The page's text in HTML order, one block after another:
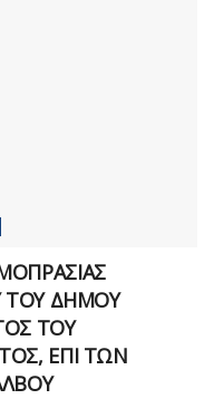
ΤΟΥ ΔΗΜΟΥ
ΤΟΥ
ΕΠΙ ΤΩΝ